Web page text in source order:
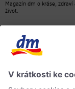
Magazín dm o kráse,
život.